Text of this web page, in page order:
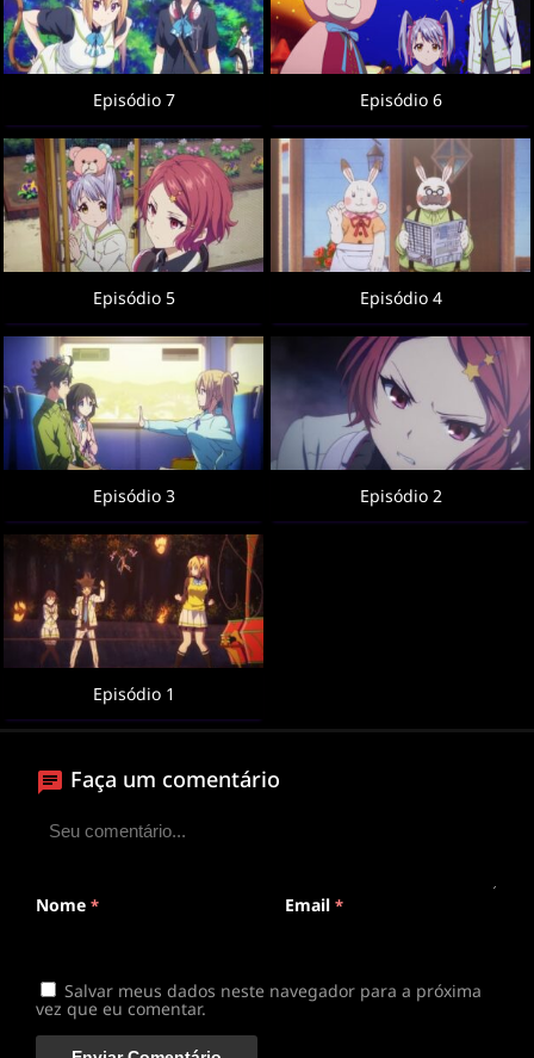
Episódio 7 Episódio 6
Episódio 5 Episódio 4
Episódio 3 Episódio 2
Episódio 1
Faça um comentário
Nome * Email *
Salvar meus dados neste navegador para a próxima
vez que eu comentar.